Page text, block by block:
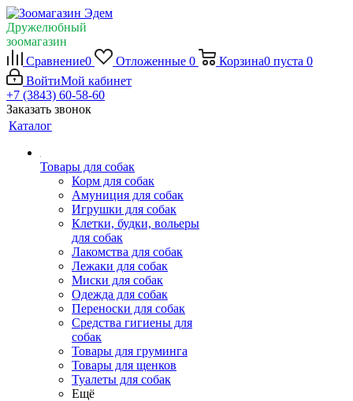
Дружелюбный
зоомагазин
Сравнение0 Отложенные 0 Корзина0 пуста 0
ВойтиМой кабинет
+7 (3843) 60-58-60
Заказать звонок
Каталог
Товары для собак
Корм для собак
Амуниция для собак
Игрушки для собак
Клетки, будки, вольеры
для собак
Лакомства для собак
Лежаки для собак
Миски для собак
Одежда для собак
Переноски для собак
Средства гигиены для
собак
Товары для груминга
Товары для щенков
Туалеты для собак
Ещё